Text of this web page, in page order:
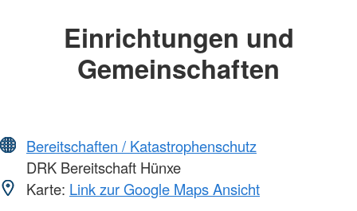
Einrichtungen und
Gemeinschaften
Bereitschaften / Katastrophenschutz
DRK Bereitschaft Hünxe
Karte: Link zur Google Maps Ansicht